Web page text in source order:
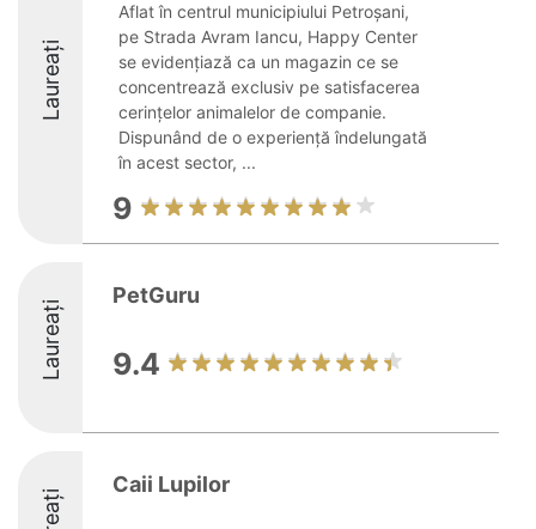
Laureați
Aflat în centrul municipiului Petroșani,
pe Strada Avram Iancu, Happy Center
se evidențiază ca un magazin ce se
concentrează exclusiv pe satisfacerea
cerințelor animalelor de companie.
Dispunând de o experiență îndelungată
în acest sector, ...
9
Laureați
PetGuru
9.4
Caii Lupilor